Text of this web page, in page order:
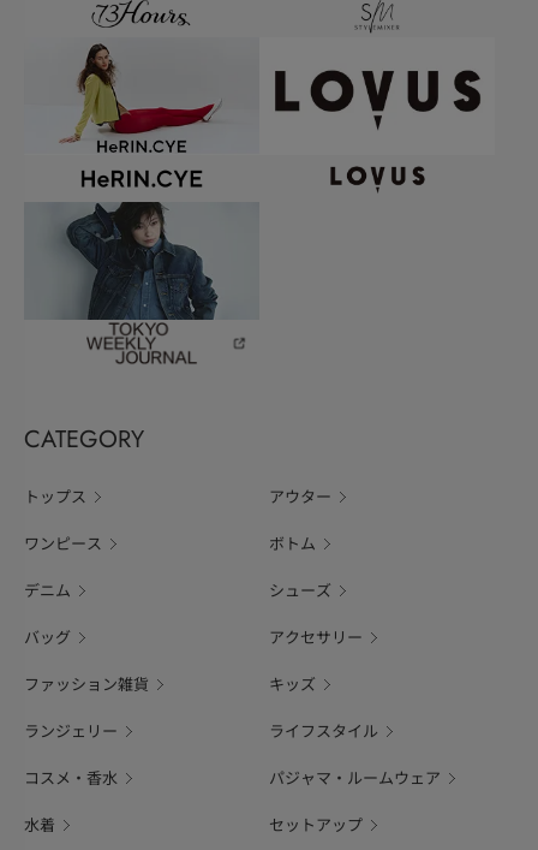
CATEGORY
トップス アウター
ワンピース ボトム
デニム シューズ
バッグ アクセサリー
ファッション雑貨 キッズ
ランジェリー ライフスタイル
コスメ・香水 パジャマ・ルームウェア
水着 セットアップ